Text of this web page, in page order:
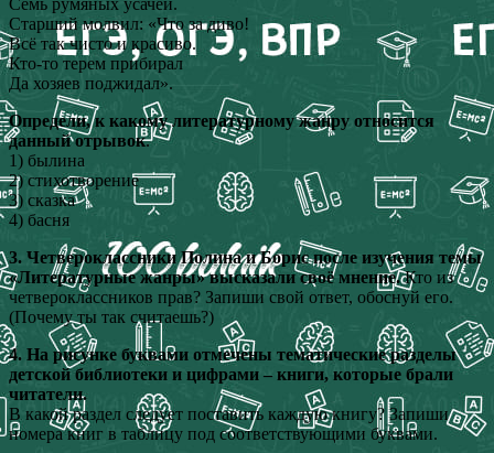
Семь румяных усачей.
Старший молвил: «Что за диво!
Всё так чисто и красиво.
Кто-то терем прибирал
Да хозяев поджидал».
Определи, к какому литературному жанру относится
данный отрывок.
1) былина
2) стихотворение
3) сказка
4) басня
3. Четвероклассники Полина и Борис после изучения темы
«Литературные жанры» высказали своё мнение.Кто из
четвероклассников прав? Запиши свой ответ, обоснуй его.
(Почему ты так считаешь?)
4. На рисунке буквами отмечены тематические разделы
детской библиотеки и цифрами – книги, которые брали
читатели.
В какой раздел следует поставить каждую книгу? Запиши
номера книг в таблицу под соответствующими буквами.